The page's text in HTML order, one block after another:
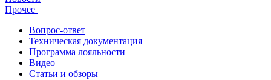
Прочее
Вопрос-ответ
Техническая документация
Программа лояльности
Видео
Статьи и обзоры